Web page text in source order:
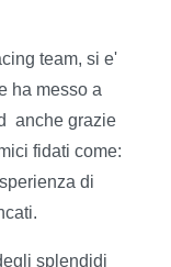
team, si e'
ha messo a
anche grazie
fidati come:
di
splendidi